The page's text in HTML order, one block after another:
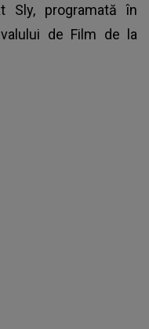
Sly, programată în
de Film de la